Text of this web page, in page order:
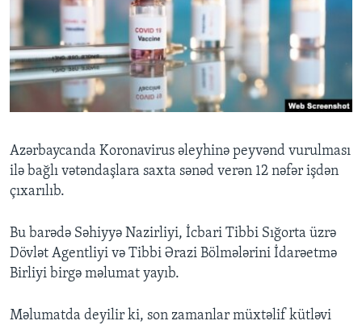
BIZI IZLƏYIN
Azərbaycanda Koronavirus əleyhinə peyvənd vurulması
ilə bağlı vətəndaşlara saxta sənəd verən 12 nəfər işdən
çıxarılıb.
Bu barədə Səhiyyə Nazirliyi, İcbari Tibbi Sığorta üzrə
Dövlət Agentliyi və Tibbi Ərazi Bölmələrini İdarəetmə
Birliyi birgə məlumat yayıb.
Məlumatda deyilir ki, son zamanlar müxtəlif kütləvi